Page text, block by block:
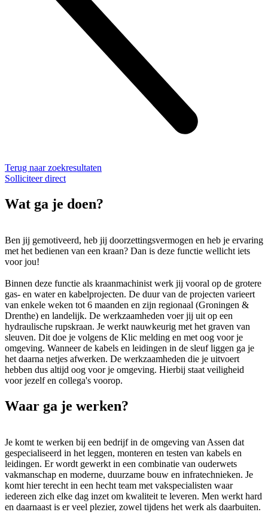
Terug naar zoekresultaten
Solliciteer direct
Wat ga je doen?
Ben jij gemotiveerd, heb jij doorzettingsvermogen en heb je ervaring
met het bedienen van een kraan? Dan is deze functie wellicht iets
voor jou!
Binnen deze functie als kraanmachinist werk jij vooral op de grotere
gas- en water en kabelprojecten. De duur van de projecten varieert
van enkele weken tot 6 maanden en zijn regionaal (Groningen &
Drenthe) en landelijk. De werkzaamheden voer jij uit op een
hydraulische rupskraan. Je werkt nauwkeurig met het graven van
sleuven. Dit doe je volgens de Klic melding en met oog voor je
omgeving. Wanneer de kabels en leidingen in de sleuf liggen ga je
het daarna netjes afwerken. De werkzaamheden die je uitvoert
hebben dus altijd oog voor je omgeving. Hierbij staat veiligheid
voor jezelf en collega's voorop.
Waar ga je werken?
Je komt te werken bij een bedrijf in de omgeving van Assen dat
gespecialiseerd in het leggen, monteren en testen van kabels en
leidingen. Er wordt gewerkt in een combinatie van ouderwets
vakmanschap en moderne, duurzame bouw en infratechnieken. Je
komt hier terecht in een hecht team met vakspecialisten waar
iedereen zich elke dag inzet om kwaliteit te leveren. Men werkt hard
en daarnaast is er veel plezier, zowel tijdens het werk als daarbuiten.